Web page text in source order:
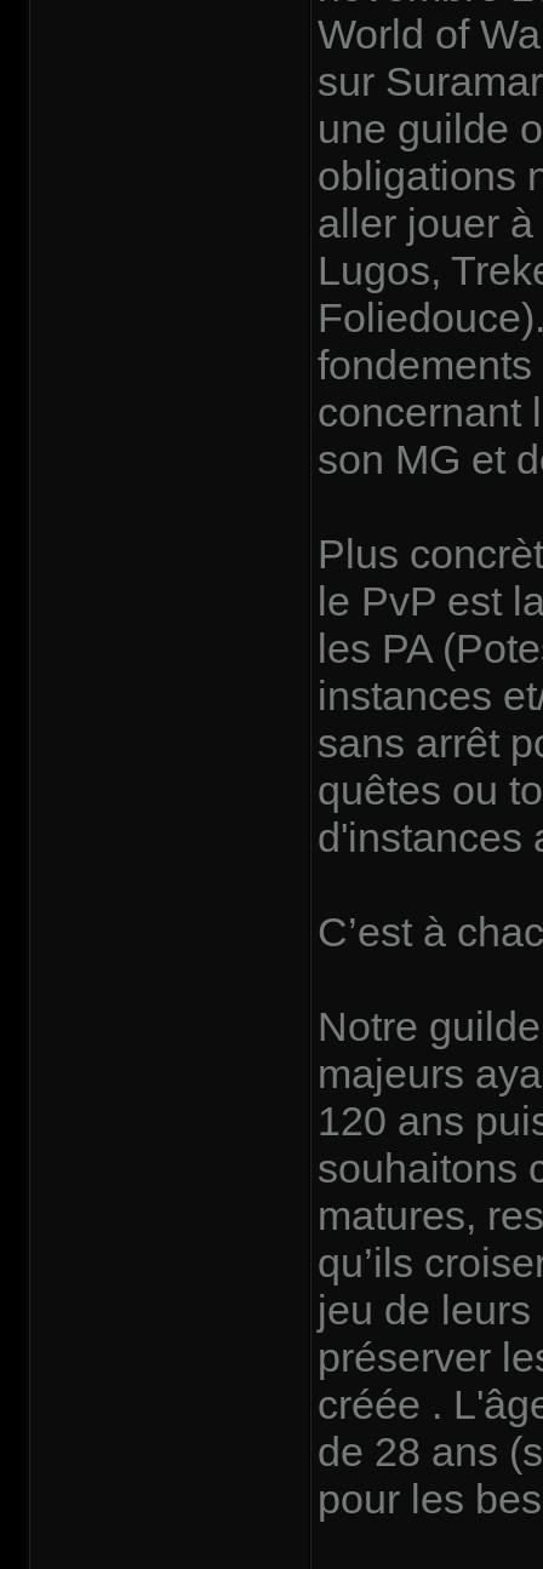
World of
sur
une guilde
obligations
aller jouer à
Lugos,
concernant
son MG et
Plus
le PvP est
les PA
instances
sans arrêt
quêtes ou
d'instances
C’est à
Notre
majeurs
120 ans
souhaitons
matures,
qu’ils
jeu de
préserver
créée .
de 28 ans
pour les